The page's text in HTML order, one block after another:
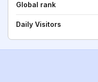
Global rank
Daily Visitors